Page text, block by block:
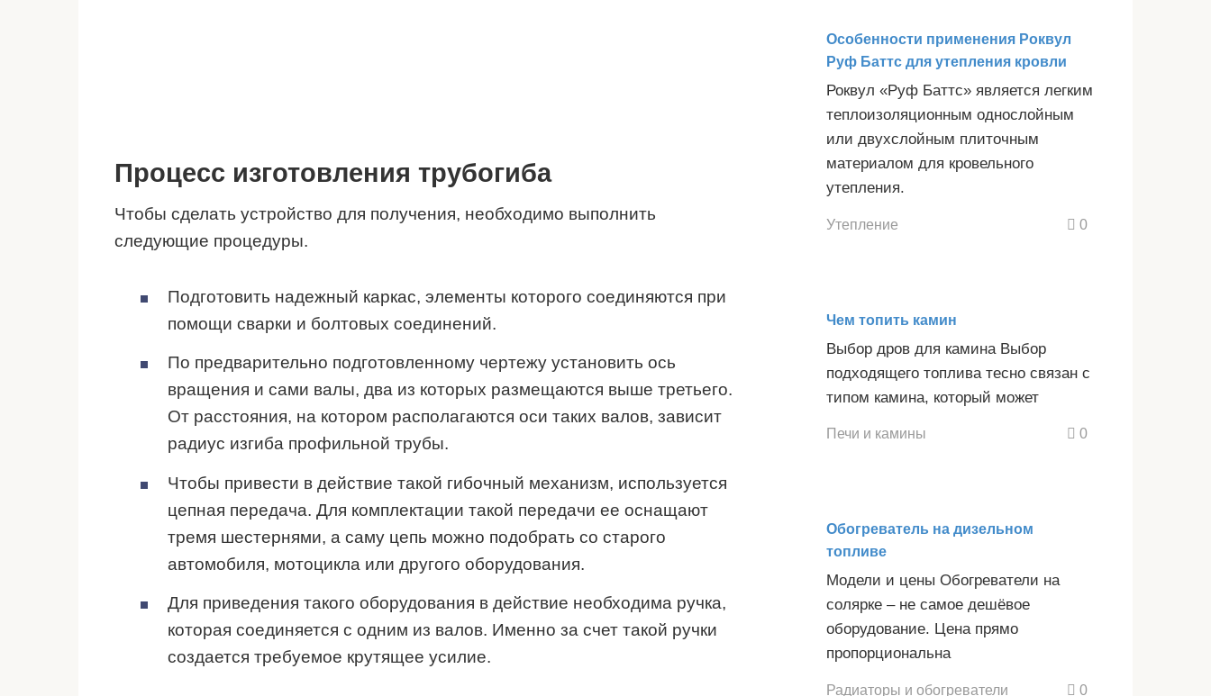
Процесс изготовления трубогиба
Чтобы сделать устройство для получения, необходимо выполнить
следующие процедуры.
Подготовить надежный каркас, элементы которого соединяются при
помощи сварки и болтовых соединений.
По предварительно подготовленному чертежу установить ось
вращения и сами валы, два из которых размещаются выше третьего.
От расстояния, на котором располагаются оси таких валов, зависит
радиус изгиба профильной трубы.
Чтобы привести в действие такой гибочный механизм, используется
цепная передача. Для комплектации такой передачи ее оснащают
тремя шестернями, а саму цепь можно подобрать со старого
автомобиля, мотоцикла или другого оборудования.
Для приведения такого оборудования в действие необходима ручка,
которая соединяется с одним из валов. Именно за счет такой ручки
создается требуемое крутящее усилие.
Особенности применения Роквул
Руф Баттс для утепления кровли
Роквул «Руф Баттс» является легким
теплоизоляционным однослойным
или двухслойным плиточным
материалом для кровельного
утепления.
Утепление 0
Чем топить камин
Выбор дров для камина Выбор
подходящего топлива тесно связан с
типом камина, который может
Печи и камины 0
Обогреватель на дизельном
топливе
Модели и цены Обогреватели на
солярке – не самое дешёвое
оборудование. Цена прямо
пропорциональна
Радиаторы и обогреватели 0